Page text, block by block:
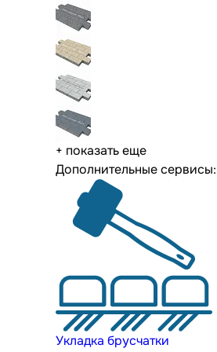
+ показать еще
Дополнительные сервисы:
Укладка брусчатки